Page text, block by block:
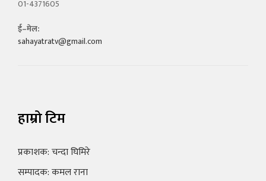
01-4371605
ई–मेल:
sahayatratv@gmail.com
हाम्रो टिम
प्रकाशक: चन्दा घिमिरे
सम्पादक: कमल राना